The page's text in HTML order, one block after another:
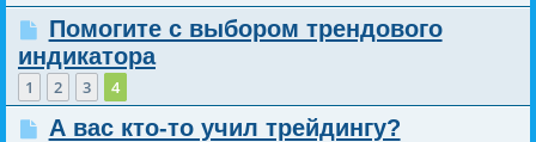
Помогите с выбором трендового
индикатора
1 2 3 4
А вас кто-то учил трейдингу?